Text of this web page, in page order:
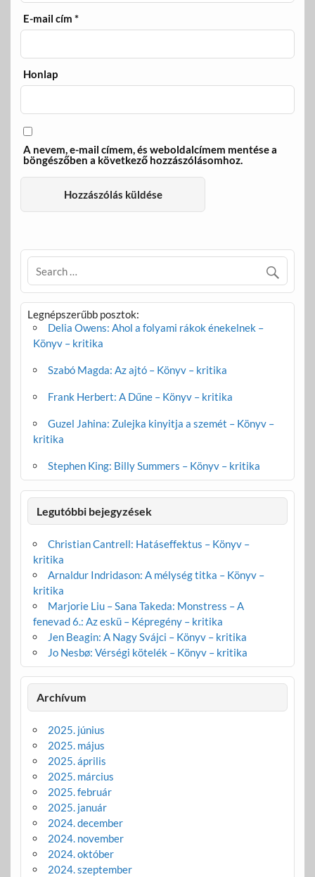
E-mail cím*
Honlap
A nevem, e-mail címem, és weboldalcímem mentése a
böngészőben a következő hozzászólásomhoz.
Legnépszerűbb posztok:
Delia Owens: Ahol a folyami rákok énekelnek –
Könyv – kritika
Szabó Magda: Az ajtó – Könyv – kritika
Frank Herbert: A Dűne – Könyv – kritika
Guzel Jahina: Zulejka kinyitja a szemét – Könyv –
kritika
Stephen King: Billy Summers – Könyv – kritika
Legutóbbi bejegyzések
Christian Cantrell: Hatáseffektus – Könyv –
kritika
Arnaldur Indridason: A mélység titka – Könyv –
kritika
Marjorie Liu – Sana Takeda: Monstress – A
fenevad 6.: Az eskü – Képregény – kritika
Jen Beagin: A Nagy Svájci – Könyv – kritika
Jo Nesbø: Vérségi kötelék – Könyv – kritika
Archívum
2025. június
2025. május
2025. április
2025. március
2025. február
2025. január
2024. december
2024. november
2024. október
2024. szeptember